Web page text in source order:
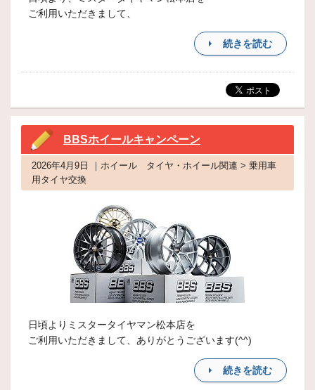
ご利用いただきまして、
続きを読む
BBSホイールキャンペーン
2026年4月9日 ｜ホイール タイヤ・ホイール関連 > 乗用車
用タイヤ交換
日頃よりミスタータイヤマン松本店を
ご利用いただきまして、ありがとうございます(^^)
続きを読む